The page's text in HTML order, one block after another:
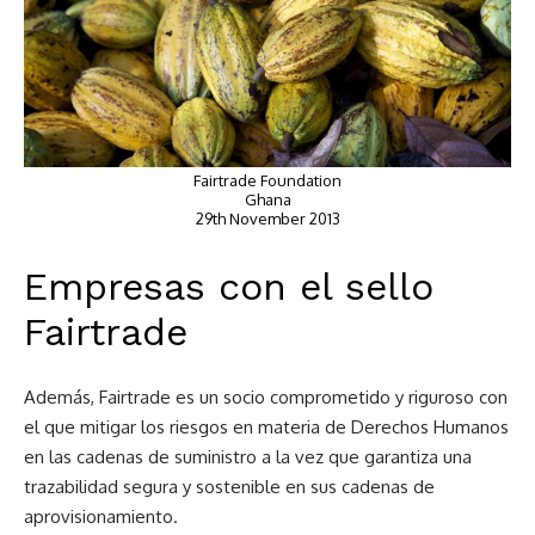
Fairtrade Foundation
Ghana
29th November 2013
Empresas con el sello
Fairtrade
Además, Fairtrade es un socio comprometido y riguroso con
el que mitigar los riesgos en materia de Derechos Humanos
en las cadenas de suministro a la vez que garantiza una
trazabilidad segura y sostenible en sus cadenas de
aprovisionamiento.